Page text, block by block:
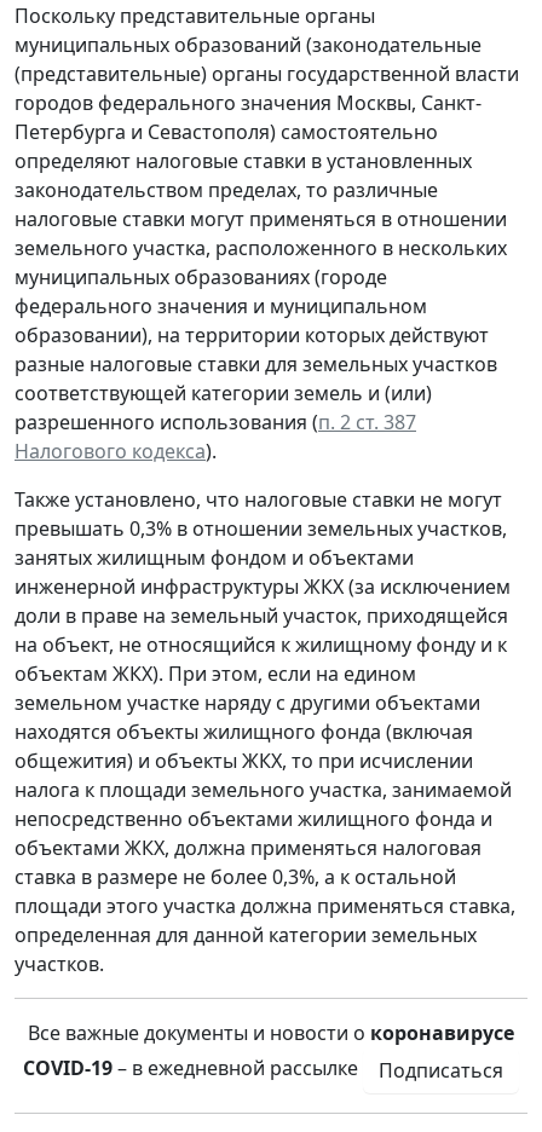
Поскольку представительные органы
муниципальных образований (законодательные
(представительные) органы государственной власти
городов федерального значения Москвы, Санкт-
Петербурга и Севастополя) самостоятельно
определяют налоговые ставки в установленных
законодательством пределах, то различные
налоговые ставки могут применяться в отношении
земельного участка, расположенного в нескольких
муниципальных образованиях (городе
федерального значения и муниципальном
образовании), на территории которых действуют
разные налоговые ставки для земельных участков
соответствующей категории земель и (или)
разрешенного использования (п. 2 ст. 387
Налогового кодекса).
Также установлено, что налоговые ставки не могут
превышать 0,3% в отношении земельных участков,
занятых жилищным фондом и объектами
инженерной инфраструктуры ЖКХ (за исключением
доли в праве на земельный участок, приходящейся
на объект, не относящийся к жилищному фонду и к
объектам ЖКХ). При этом, если на едином
земельном участке наряду с другими объектами
находятся объекты жилищного фонда (включая
общежития) и объекты ЖКХ, то при исчислении
налога к площади земельного участка, занимаемой
непосредственно объектами жилищного фонда и
объектами ЖКХ, должна применяться налоговая
ставка в размере не более 0,3%, а к остальной
площади этого участка должна применяться ставка,
определенная для данной категории земельных
участков.
Все важные документы и новости о коронавирусе
COVID-19– в ежедневной рассылке Подписаться